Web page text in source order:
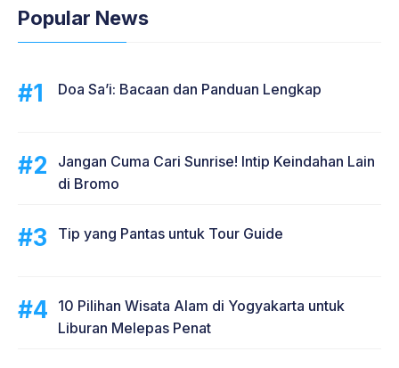
Popular News
Doa Sa’i: Bacaan dan Panduan Lengkap
Jangan Cuma Cari Sunrise! Intip Keindahan Lain
di Bromo
Tip yang Pantas untuk Tour Guide
10 Pilihan Wisata Alam di Yogyakarta untuk
Liburan Melepas Penat